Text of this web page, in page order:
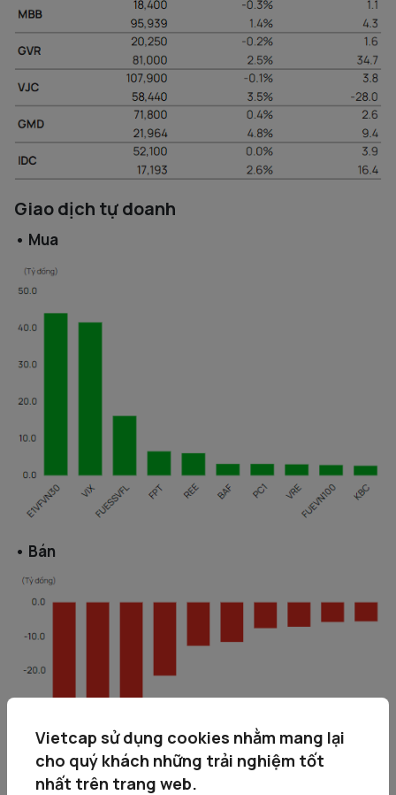
Giao dịch tự doanh
• Mua
• Bán
Vietcap sử dụng cookies nhằm mang lại
cho quý khách những trải nghiệm tốt
nhất trên trang web.